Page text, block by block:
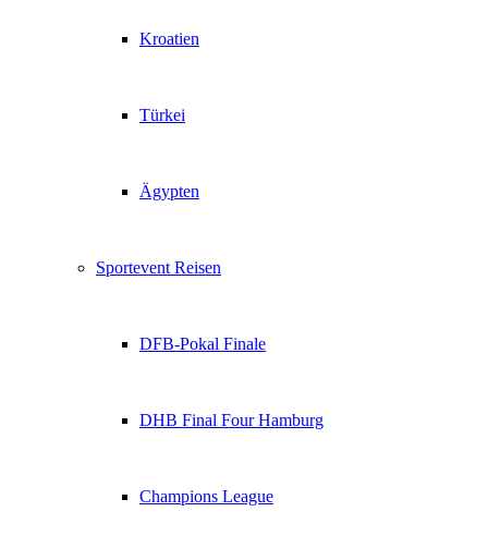
Kroatien
Türkei
Ägypten
Sportevent Reisen
DFB-Pokal Finale
DHB Final Four Hamburg
Champions League